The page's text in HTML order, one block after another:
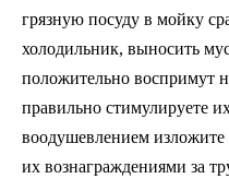
грязную посуду в мойку
холодильник, выносить
положительно воспримут
правильно стимулируете
воодушевлением
их вознаграждениями за